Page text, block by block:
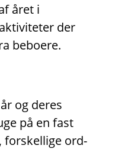
året i
der
beboere.
og deres
på en fast
forskellige ord-